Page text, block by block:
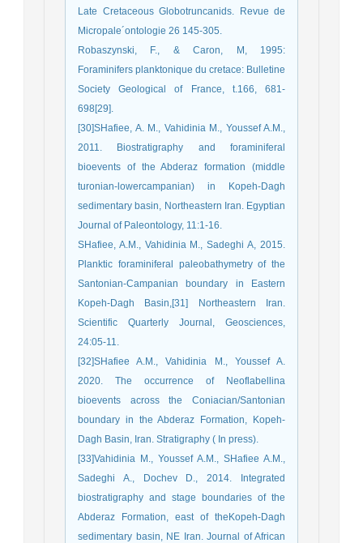
Late Cretaceous Globotruncanids. Revue de
Micropale´ontologie 26 145-305.
Robaszynski, F., & Caron, M, 1995:
Foraminifers planktonique du cretace: Bulletine
Society Geological of France, t.166, 681-
698[29].
[30]SHafiee, A. M., Vahidinia M., Youssef A.M.,
2011. Biostratigraphy and foraminiferal
bioevents of the Abderaz formation (middle
turonian-lowercampanian) in Kopeh-Dagh
sedimentary basin, Northeastern Iran. Egyptian
Journal of Paleontology, 11:1-16.
SHafiee, A.M., Vahidinia M., Sadeghi A, 2015.
Planktic foraminiferal paleobathymetry of the
Santonian-Campanian boundary in Eastern
Kopeh-Dagh Basin,[31] Northeastern Iran.
Scientific Quarterly Journal, Geosciences,
24:05-11.
[32]SHafiee A.M., Vahidinia M., Youssef A.
2020. The occurrence of Neoflabellina
bioevents across the Coniacian/Santonian
boundary in the Abderaz Formation, Kopeh-
Dagh Basin, Iran. Stratigraphy ( In press).
[33]Vahidinia M., Youssef A.M., SHafiee A.M.,
Sadeghi A., Dochev D., 2014. Integrated
biostratigraphy and stage boundaries of the
Abderaz Formation, east of theKopeh-Dagh
sedimentary basin, NE Iran. Journal of African